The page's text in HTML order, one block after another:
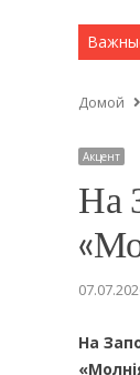
83 тисячі
Домой
Акцент
На
На